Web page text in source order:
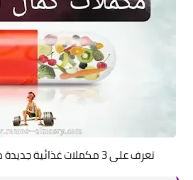
تعرف على 3 مكملات غذائية جديدة مكمل كمال الأجسام